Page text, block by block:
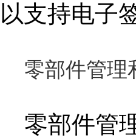
以支持电子
零部件管理
零部件管